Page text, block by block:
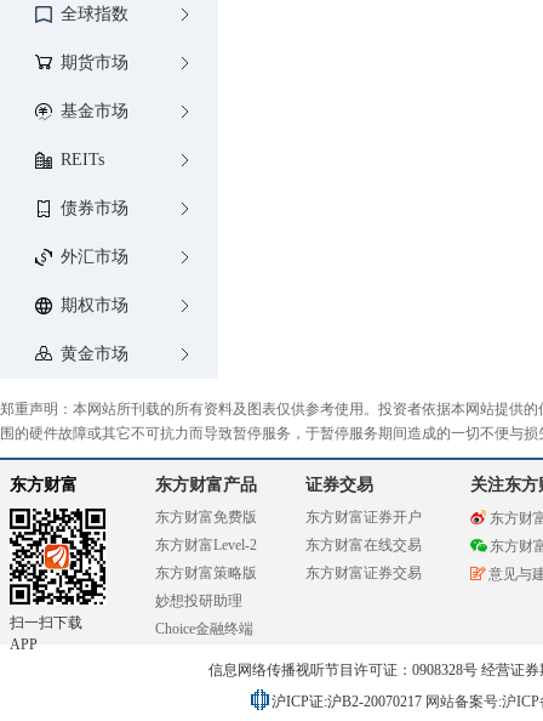
全球指数
期货市场
基金市场
REITs
债券市场
外汇市场
期权市场
黄金市场
郑重声明：本网站所刊载的所有资料及图表仅供参考使用。投资者依据本网站提供
围的硬件故障或其它不可抗力而导致暂停服务，于暂停服务期间造成的一切不便与
东方财富
扫一扫下载
APP
东方财富产品
东方财富免费版
东方财富Level-2
东方财富策略版
妙想投研助理
Choice金融终端
证券交易
东方财富证券开户
东方财富在线交易
东方财富证券交易
关注东方
东方财
东方财
意见与
信息网络传播视听节目许可证：0908328号 经营证
沪ICP证:沪B2-20070217 网站备案号:沪